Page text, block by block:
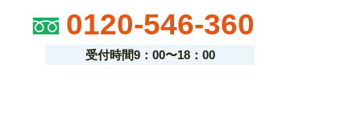
0120-546-360
受付時間9：00〜18：00